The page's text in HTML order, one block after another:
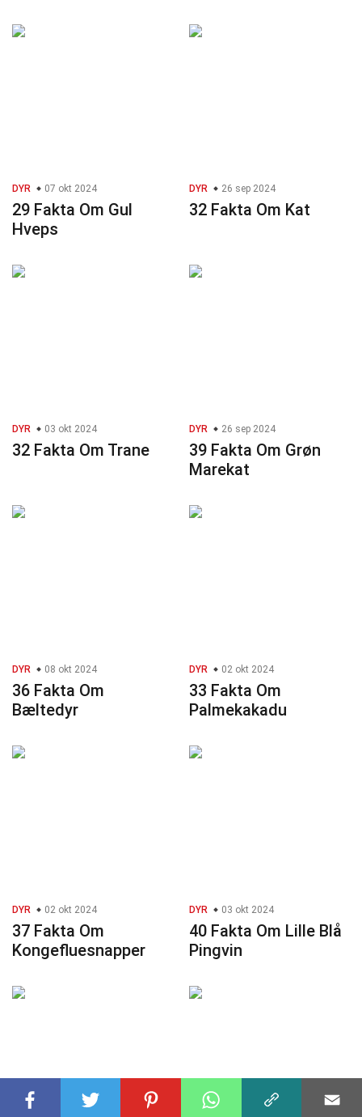
DYR 07 okt 2024
29 Fakta Om Gul
Hveps
DYR 26 sep 2024
32 Fakta Om Kat
DYR 03 okt 2024
32 Fakta Om Trane
DYR 26 sep 2024
39 Fakta Om Grøn
Marekat
DYR 08 okt 2024
36 Fakta Om
Bæltedyr
DYR 02 okt 2024
33 Fakta Om
Palmekakadu
DYR 02 okt 2024
37 Fakta Om
Kongefluesnapper
DYR 03 okt 2024
40 Fakta Om Lille Blå
Pingvin